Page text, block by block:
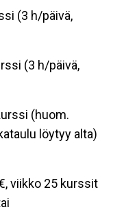
(3 h/päivä,
(3 h/päivä,
(huom.
löytyy alta)
viikko 25 kurssit